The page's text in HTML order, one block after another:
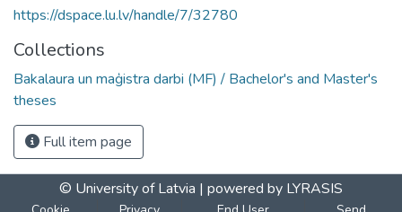
https://dspace.lu.lv/handle/7/32780
Collections
Bakalaura un maģistra darbi (MF) / Bachelor's and Master's
theses
Full item page
© University of Latvia | powered by LYRASIS